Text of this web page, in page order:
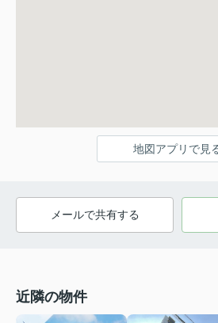
地図アプリで見
メールで共有する
近隣の物件